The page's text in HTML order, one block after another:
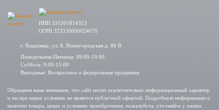
ИНН 331501814313
ОГРН 323330000024070
г. Владимир, ул. Б. Нижегородская д. 80 В
Понедельник-Пятница: 09:00-19:00
Суббота: 9:00-15:00
Выходные: Воскресенье и федеральные праздники
Обращаем ваше внимание, что сайт носит исключительно информационный характер
и ни при каких условиях не является публичной офертой. Подробную информацию о
наличии товара, ценах и условиях приобретения, пожалуйста, уточняйте у наших